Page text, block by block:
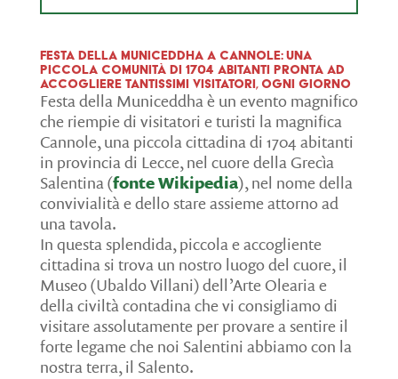
Festa della Municeddha a Cannole: una
piccola comunità di 1704 abitanti pronta ad
accogliere tantissimi visitatori, ogni giorno
Festa della Municeddha è un evento magnifico
che riempie di visitatori e turisti la magnifica
Cannole, una piccola cittadina di 1704 abitanti
in provincia di Lecce, nel cuore della Grecìa
Salentina (fonte Wikipedia), nel nome della
convivialità e dello stare assieme attorno ad
una tavola.
In questa splendida, piccola e accogliente
cittadina si trova un nostro luogo del cuore, il
Museo (Ubaldo Villani) dell’Arte Olearia e
della civiltà contadina che vi consigliamo di
visitare assolutamente per provare a sentire il
forte legame che noi Salentini abbiamo con la
nostra terra, il Salento.